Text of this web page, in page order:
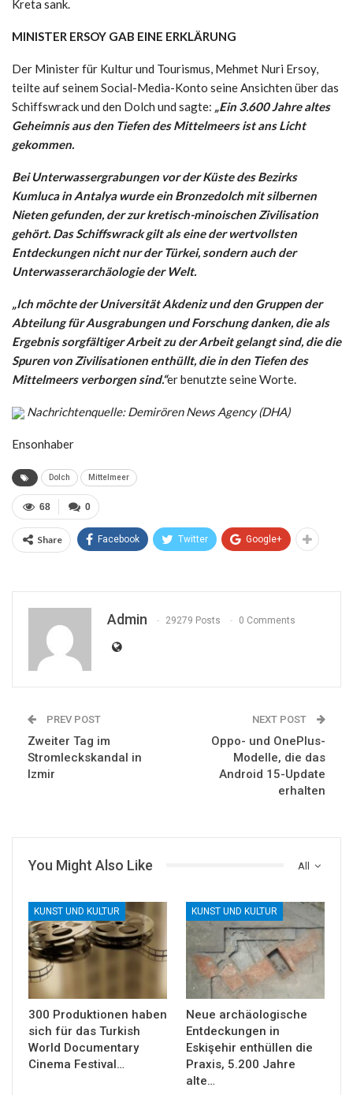
Kreta sank.
MINISTER ERSOY GAB EINE ERKLÄRUNG
Der Minister für Kultur und Tourismus, Mehmet Nuri Ersoy,
teilte auf seinem Social-Media-Konto seine Ansichten über das
Schiffswrack und den Dolch und sagte: „Ein 3.600 Jahre altes
Geheimnis aus den Tiefen des Mittelmeers ist ans Licht
gekommen.
Bei Unterwassergrabungen vor der Küste des Bezirks
Kumluca in Antalya wurde ein Bronzedolch mit silbernen
Nieten gefunden, der zur kretisch-minoischen Zivilisation
gehört. Das Schiffswrack gilt als eine der wertvollsten
Entdeckungen nicht nur der Türkei, sondern auch der
Unterwasserarchäologie der Welt.
„Ich möchte der Universität Akdeniz und den Gruppen der
Abteilung für Ausgrabungen und Forschung danken, die als
Ergebnis sorgfältiger Arbeit zu der Arbeit gelangt sind, die die
Spuren von Zivilisationen enthüllt, die in den Tiefen des
Mittelmeers verborgen sind.“er benutzte seine Worte.
Nachrichtenquelle: Demirören News Agency (DHA)
Ensonhaber
Dolch Mittelmeer
0
68
Share Facebook Twitter Google+
Admin 29279 Posts 0 Comments
PREV POST
Zweiter Tag im
Stromleckskandal in
Izmir
NEXT POST
Oppo- und OnePlus-
Modelle, die das
Android 15-Update
erhalten
All
You Might Also Like
KUNST UND KULTUR
300 Produktionen haben
sich für das Turkish
World Documentary
Cinema Festival…
KUNST UND KULTUR
Neue archäologische
Entdeckungen in
Eskişehir enthüllen die
Praxis, 5.200 Jahre
alte…